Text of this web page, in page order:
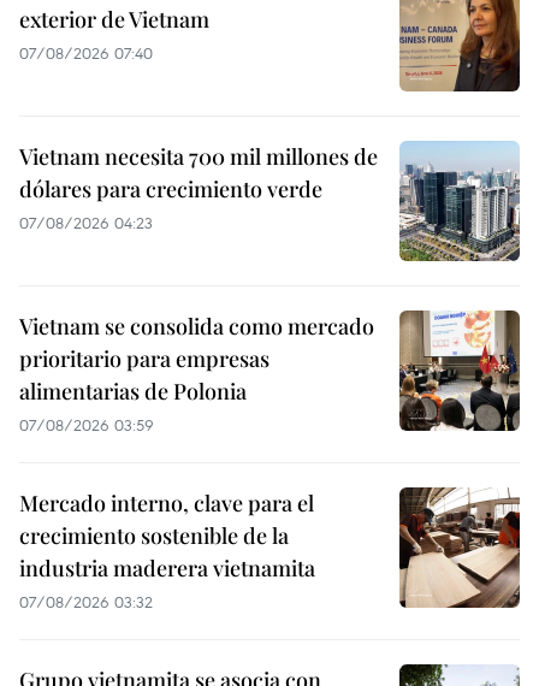
exterior de Vietnam
07/08/2026 07:40
Vietnam necesita 700 mil millones de
dólares para crecimiento verde
07/08/2026 04:23
Vietnam se consolida como mercado
prioritario para empresas
alimentarias de Polonia
07/08/2026 03:59
Mercado interno, clave para el
crecimiento sostenible de la
industria maderera vietnamita
07/08/2026 03:32
Grupo vietnamita se asocia con